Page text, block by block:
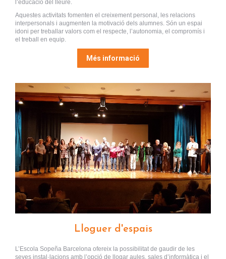
l’educació del lleure.
Aquestes activitats fomenten el creixement personal, les relacions
interpersonals i augmenten la motivació dels alumnes. Són un espai
idoni per treballar valors com el respecte, l’autonomia, el compromís i
el treball en equip.
Més informació
Lloguer d'espais
L’Escola Sopeña Barcelona ofereix la possibilitat de gaudir de les
seves instal·lacions amb l’opció de llogar aules, sales d’informàtica i el